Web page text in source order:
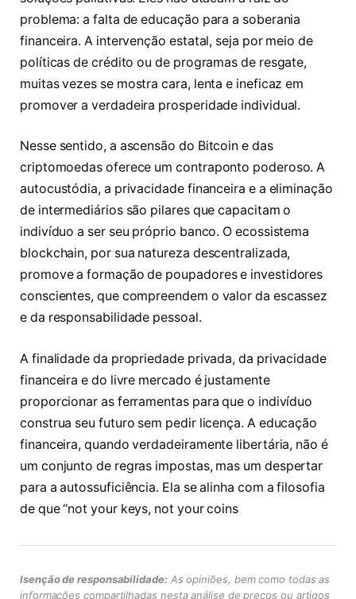
problema: a falta de educação para a soberania
financeira. A intervenção estatal, seja por meio de
políticas de crédito ou de programas de resgate,
muitas vezes se mostra cara, lenta e ineficaz em
promover a verdadeira prosperidade individual.
Nesse sentido, a ascensão do Bitcoin e das
criptomoedas oferece um contraponto poderoso. A
autocustódia, a privacidade financeira e a eliminação
de intermediários são pilares que capacitam o
indivíduo a ser seu próprio banco. O ecossistema
blockchain, por sua natureza descentralizada,
promove a formação de poupadores e investidores
conscientes, que compreendem o valor da escassez
e da responsabilidade pessoal.
A finalidade da propriedade privada, da privacidade
financeira e do livre mercado é justamente
proporcionar as ferramentas para que o indivíduo
construa seu futuro sem pedir licença. A educação
financeira, quando verdadeiramente libertária, não é
um conjunto de regras impostas, mas um despertar
para a autossuficiência. Ela se alinha com a filosofia
de que “not your keys, not your coins
Isenção de responsabilidade:As opiniões, bem como todas as
informações compartilhadas nesta análise de preços ou artigos